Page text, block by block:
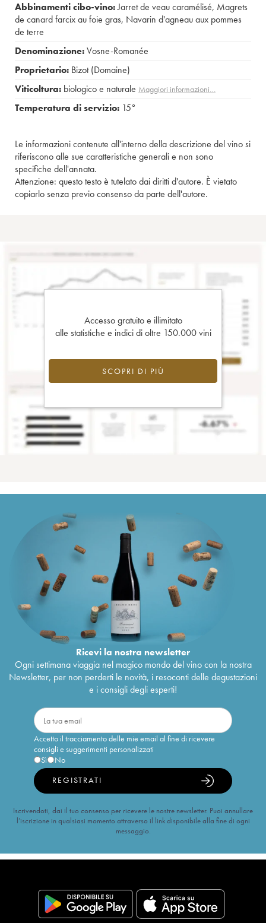
Abbinamenti cibo-vino:Jarret de veau caramélisé, Magrets
de canard farcix au foie gras, Navarin d'agneau aux pommes
de terre
Denominazione:Vosne-Romanée
Proprietario: Bizot (Domaine)
Viticoltura: biologico e naturale Maggiori informazioni…
Temperatura di servizio: 15°
Le informazioni contenute all'interno della descrizione del vino si
riferiscono alle sue caratteristiche generali e non sono
specifiche dell'annata.
Attenzione: questo testo è tutelato dai diritti d'autore. È vietato
copiarlo senza previo consenso da parte dell'autore.
Accesso gratuito e illimitato
alle statistiche e indici di oltre 150.000 vini
SCOPRI DI PIÙ
Ricevi la nostra newsletter
Ogni settimana viaggia nel magico mondo del vino con la nostra
Newsletter, per non perderti le novità, i resoconti delle degustazioni
e i consigli degli esperti!
Accetto il tracciamento delle mie email al fine di ricevere
consigli e suggerimenti personalizzati
Sì
No
REGISTRATI
Iscrivendoti, dai il tuo consenso per ricevere le nostre newsletter. Puoi annullare
l’iscrizione in qualsiasi momento attraverso il link disponibile alla fine di ogni
messaggio.